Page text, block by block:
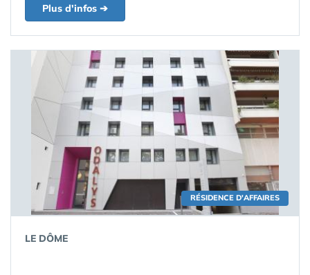
Plus d'infos ➔
RÉSIDENCE D'AFFAIRES
LE DÔME